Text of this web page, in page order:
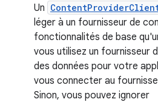
Un
léger à un fournisseur de
fonctionnalités de base
vous utilisez un fournisseur
des données pour votre
vous connecter au
Sinon, vous pouvez ignorer